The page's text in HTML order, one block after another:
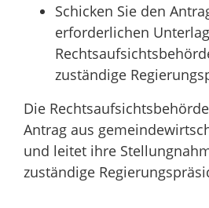
Schicken Sie den
erforderlichen
zuständige
Die
Antrag aus
und leitet ihre
zuständige